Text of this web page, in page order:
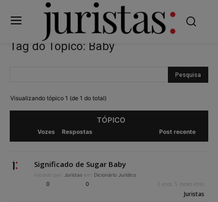
Tag do Tópico: Baby
Visualizando tópico 1 (de 1 do total)
TÓPICO
Vozes Respostas Post recente
Significado de Sugar Baby
Iniciado por: Juristas em: Dicionário Jurídico
0 0 2 anos, 5 meses atrás
Juristas